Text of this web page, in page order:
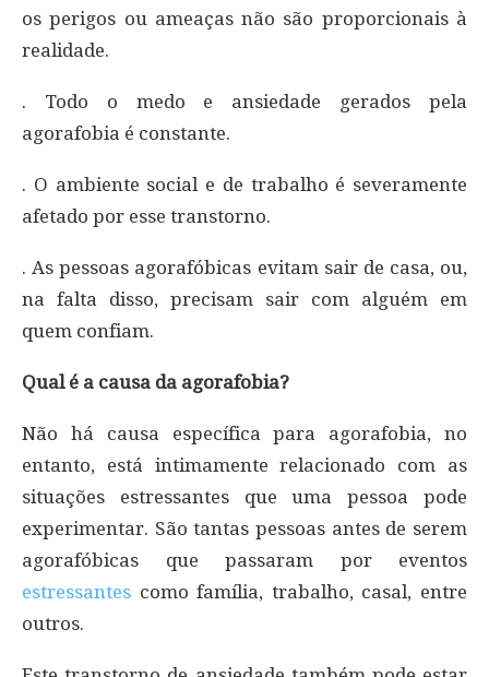
os perigos ou ameaças não são proporcionais à
realidade.
. Todo o medo e ansiedade gerados pela
agorafobia é constante.
. O ambiente social e de trabalho é severamente
afetado por esse transtorno.
. As pessoas agorafóbicas evitam sair de casa, ou,
na falta disso, precisam sair com alguém em
quem confiam.
Qual é a causa da agorafobia?
Não há causa específica para agorafobia, no
entanto, está intimamente relacionado com as
situações estressantes que uma pessoa pode
experimentar. São tantas pessoas antes de serem
agorafóbicas que passaram por eventos
estressantes como família, trabalho, casal, entre
outros.